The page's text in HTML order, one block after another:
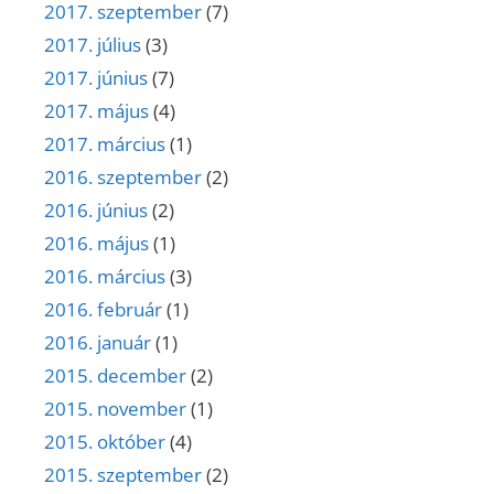
2017. szeptember(7)
2017. július(3)
2017. június(7)
2017. május(4)
2017. március(1)
2016. szeptember(2)
2016. június(2)
2016. május(1)
2016. március(3)
2016. február(1)
2016. január(1)
2015. december(2)
2015. november(1)
2015. október(4)
2015. szeptember(2)